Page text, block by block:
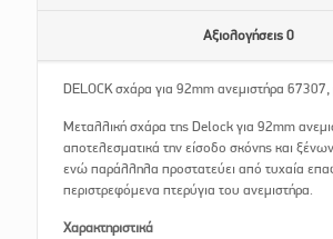
Αξιολογήσεις 0
DELOCK σχάρα για 92mm ανεμιστήρα 67307,
Μεταλλική σχάρα της Delock για 92mm
αποτελεσματικά την είσοδο σκόνης και
ενώ παράλληλα προστατεύει από τυχαία
περιστρεφόμενα πτερύγια του ανεμιστήρα.
Χαρακτηριστικά